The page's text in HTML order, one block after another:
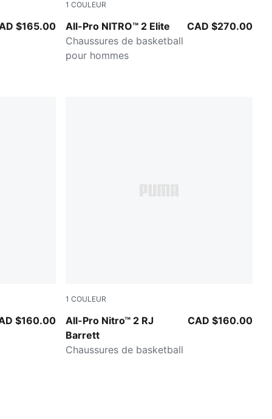
Alert
$165.00
1 COULEUR
All-Pro NITRO™ 2 Elite
Poison Pink-Ultra Blue-Lime Squeeze
Chaussures de basketball
pour hommes
CAD $270.00
Squeeze
$160.00
1 COULEUR
All-Pro Nitro™ 2 RJ
Barrett
PUMA Black-PUMA Silver
Chaussures de basketball
CAD $160.00